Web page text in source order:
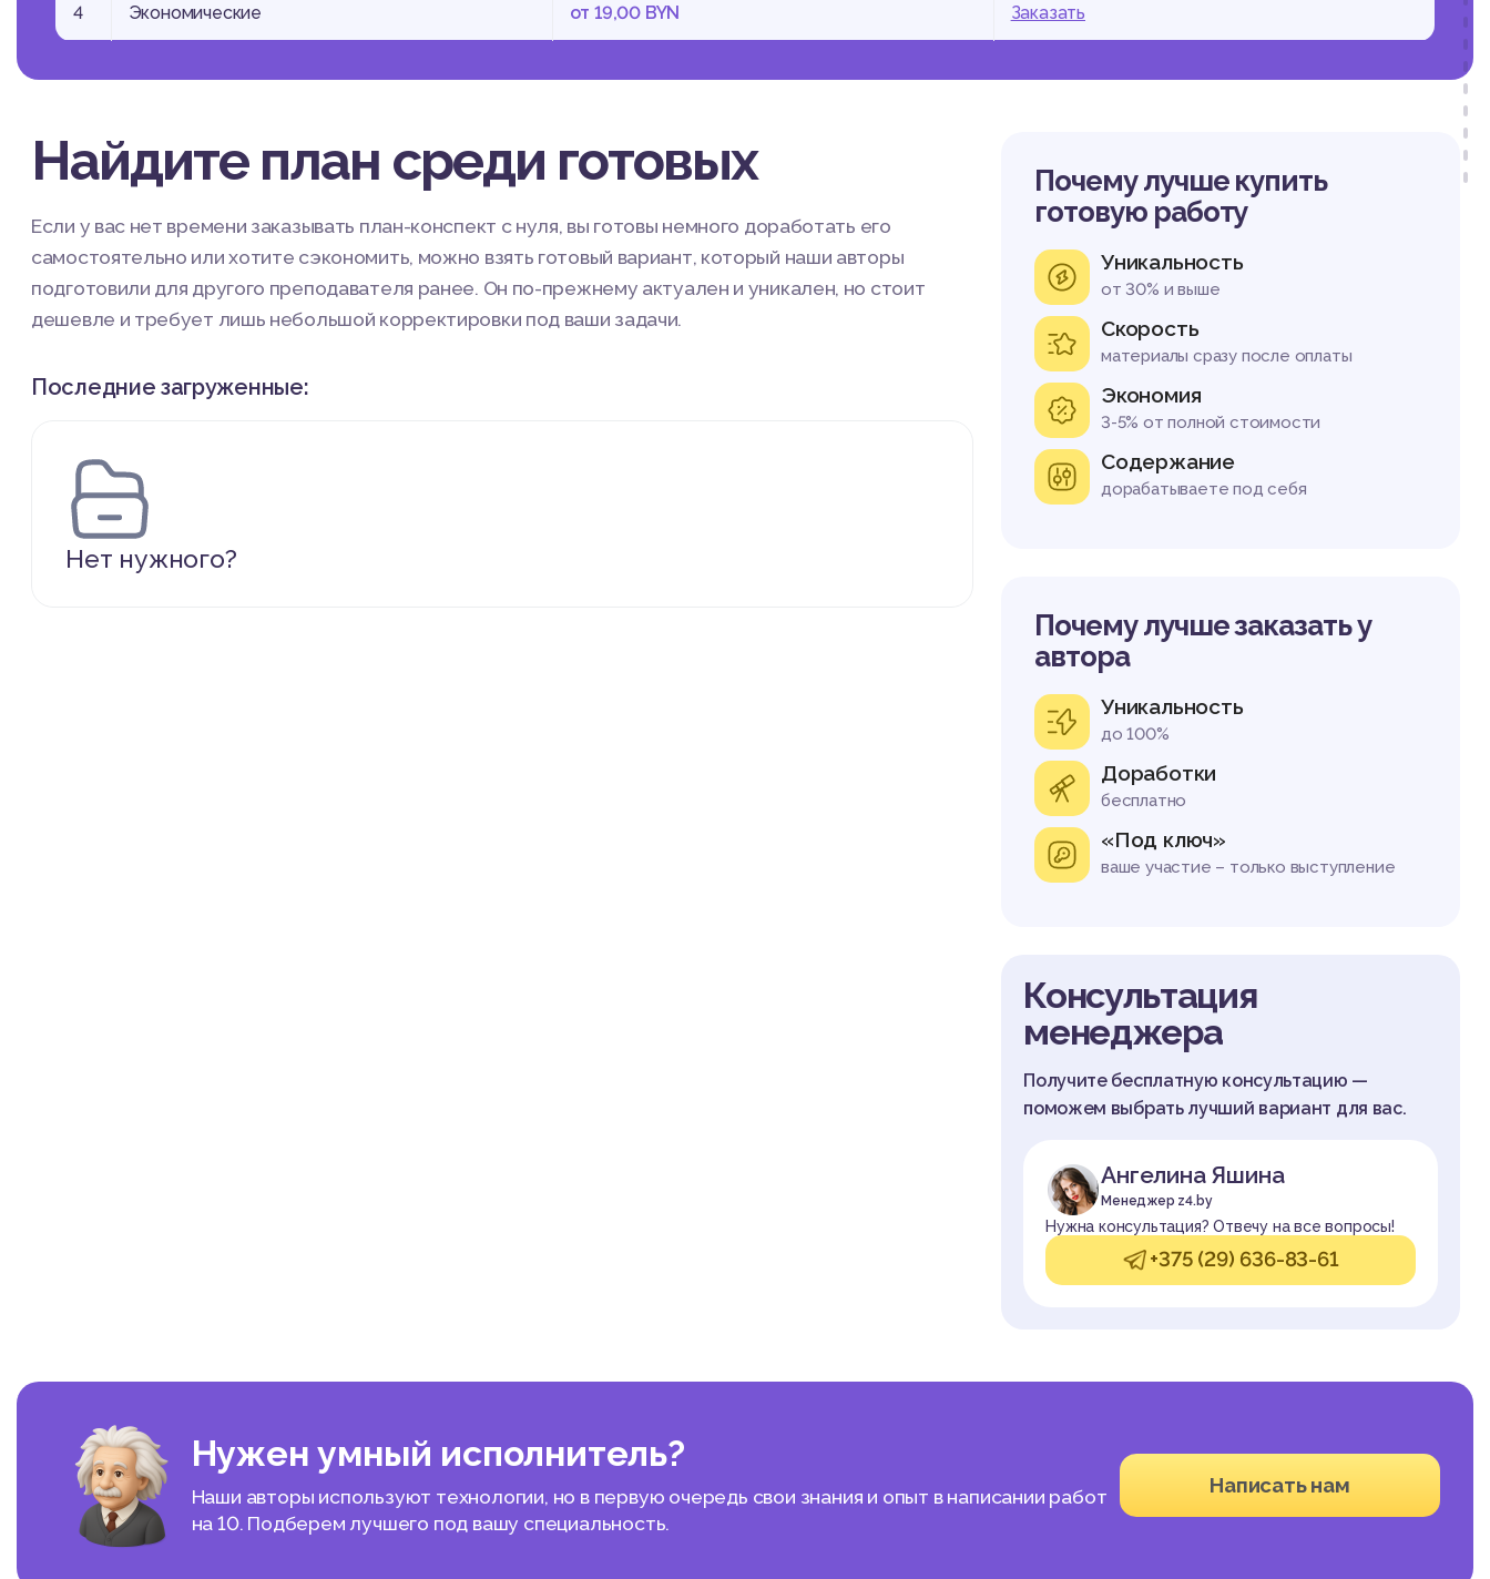
4 Экономические от 19,00 BYN Заказать
Найдите план среди готовых
Если у вас нет времени заказывать план-конспект с нуля, вы готовы немного доработать его
самостоятельно или хотите сэкономить, можно взять готовый вариант, который наши авторы
подготовили для другого преподавателя ранее. Он по-прежнему актуален и уникален, но стоит
дешевле и требует лишь небольшой корректировки под ваши задачи.
Последние загруженные:
Нет нужного?
Почему лучше купить
готовую работу
Уникальность
от 30% и выше
Скорость
материалы сразу после оплаты
Экономия
3-5% от полной стоимости
Содержание
дорабатываете под себя
Почему лучше заказать у
автора
Уникальность
до 100%
Доработки
бесплатно
«Под ключ»
ваше участие – только выступление
Консультация
менеджера
Получите бесплатную консультацию —
поможем выбрать лучший вариант для вас.
Ангелина Яшина
Менеджер z4.by
Нужна консультация? Отвечу на все вопросы!
+375 (29) 636-83-61
Нужен умный исполнитель?
Наши авторы используют технологии, но в первую очередь свои знания и опыт в написании работ
на 10. Подберем лучшего под вашу специальность.
Написать нам